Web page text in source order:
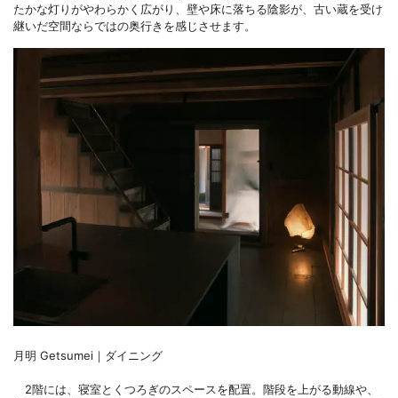
たかな灯りがやわらかく広がり、壁や床に落ちる陰影が、古い蔵を受け
継いだ空間ならではの奥行きを感じさせます。
月明 Getsumei｜ダイニング
2階には、寝室とくつろぎのスペースを配置。階段を上がる動線や、